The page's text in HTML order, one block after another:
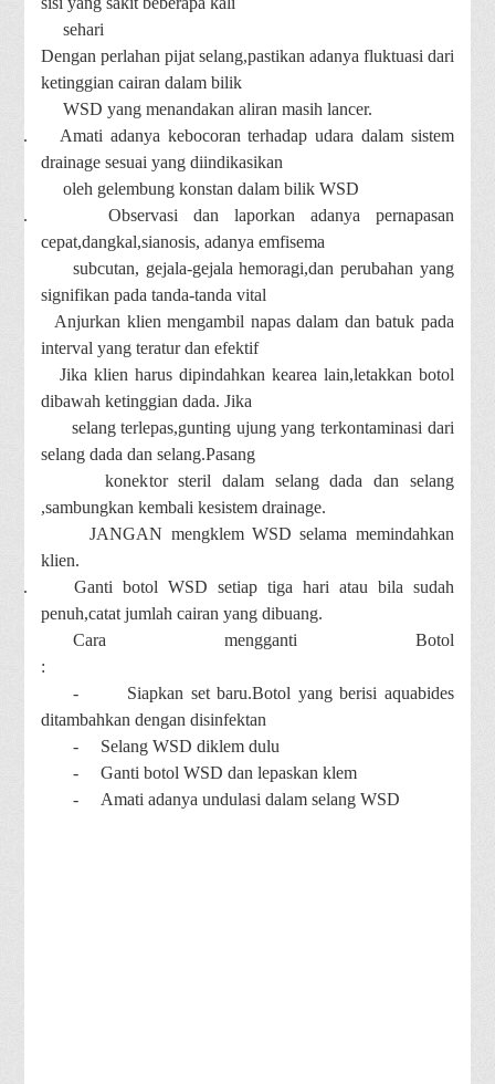
sehari
Dengan perlahan pijat selang,pastikan adanya fluktuasi dari
ketinggian cairan dalam bilik
WSD yang menandakan aliran masih lancer.
g.
Amati adanya kebocoran terhadap udara dalam sistem
drainage sesuai yang diindikasikan
oleh gelembung konstan dalam bilik WSD
h.
Observasi dan laporkan adanya pernapasan
cepat,dangkal,sianosis, adanya emfisema
subcutan, gejala-gejala hemoragi,dan perubahan yang
signifikan pada tanda-tanda vital
Anjurkan klien mengambil napas dalam dan batuk pada
interval yang teratur dan efektif
Jika klien harus dipindahkan kearea lain,letakkan botol
dibawah ketinggian dada. Jika
selang terlepas,gunting ujung yang terkontaminasi dari
selang dada dan selang.Pasang
konektor steril dalam selang dada dan selang
,sambungkan kembali kesistem drainage.
JANGAN mengklem WSD selama memindahkan
klien.
k.
Ganti botol WSD setiap tiga hari atau bila sudah
penuh,catat jumlah cairan yang dibuang.
Cara mengganti Botol
:
-
Siapkan set baru.Botol yang berisi aquabides
ditambahkan dengan disinfektan
-
Selang WSD diklem dulu
-
Ganti botol WSD dan lepaskan klem
-
Amati adanya undulasi dalam selang WSD